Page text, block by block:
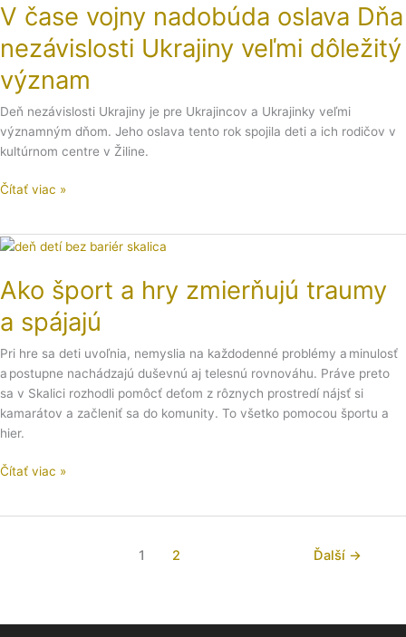
V čase vojny nadobúda oslava Dňa
nezávislosti Ukrajiny veľmi dôležitý
význam
Deň nezávislosti Ukrajiny je pre Ukrajincov a Ukrajinky veľmi
významným dňom. Jeho oslava tento rok spojila deti a ich rodičov v
kultúrnom centre v Žiline.
nadobúda
oslava
Dňa
nezávislosti
Ukrajiny
veľmi
dôležitý
význam
Čítať viac »
Ako šport a hry zmierňujú traumy
a spájajú
Pri hre sa deti uvoľnia, nemyslia na každodenné problémy a minulosť
a postupne nachádzajú duševnú aj telesnú rovnováhu. Práve preto
sa v Skalici rozhodli pomôcť deťom z rôznych prostredí nájsť si
kamarátov a začleniť sa do komunity. To všetko pomocou športu a
hier.
Ako
a
hry
zmierňujú
spájajú
Čítať viac »
1 2 Ďalší →